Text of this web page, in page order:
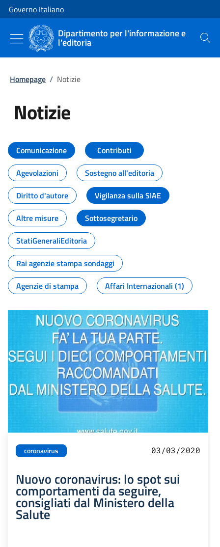
Vai al contenuto
Vai alla navigazione del sito
Governo Italiano
Dipartimento per l'informazione e
l'editoria Cerca
Homepage / Notizie
Notizie
Tutti i contenuti della pagina
Comunicazione
Contributi
Agevolazioni
Sostegno all'editoria
Diritto d'autore
Vigilanza sulla SIAE
Altre misure
Sottosegretario
StatiGeneraliEditoria
Rai agenzie stampa sondaggi
Agenzie di stampa
Affari Internazionali (1)
coronavirus 03/03/2020
Nuovo coronavirus: lo spot sui
comportamenti da seguire,
consigliati dal Ministero della
Salute